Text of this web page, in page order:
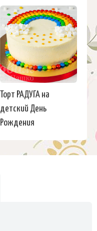
Торт РАДУГА на
детский День
Рождения